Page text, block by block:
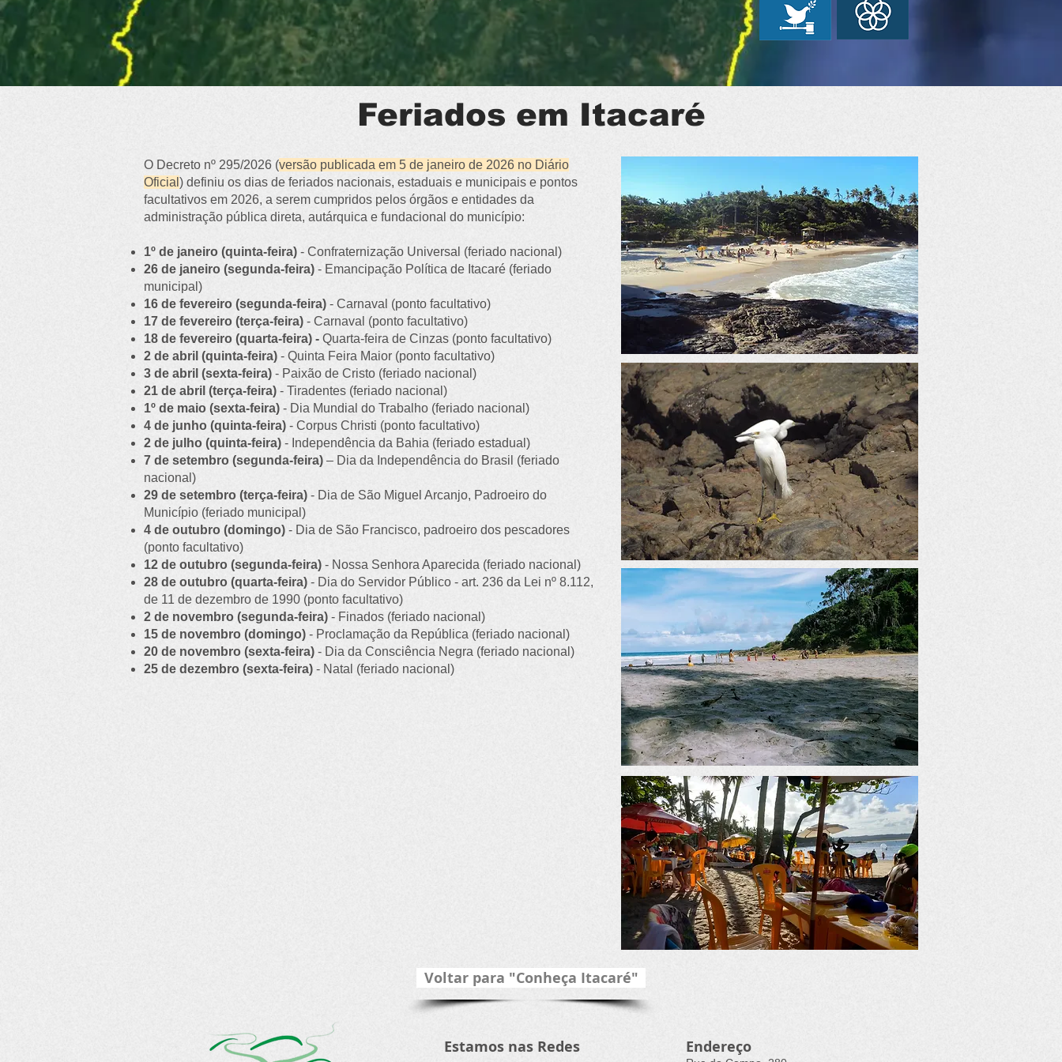
Feriados em Itacaré
O Decreto nº 295/2026 (versão publicada em 5 de janeiro de 2026 no Diário
Oficial ) definiu os dias de feriados nacionais, estaduais e municipais e pontos
facultativos em 2026, a serem cumpridos pelos órgãos e entidades da
administração pública direta, autárquica e fundacional do município:
1º de janeiro (quinta-feira) - Confraternização Universal (feriado nacional)
26 de janeiro (segunda-feira) - Emancipação Política de Itacaré (feriado
municipal)
16 de fevereiro (segunda-feira) - Carnaval (ponto facultativo)
17 de fevereiro (terça-feira) - Carnaval (ponto facultativo)
18 de fevereiro (quarta-feira) - Quarta-feira de Cinzas (ponto facultativo)
2 de abril (quinta-feira) - Quinta Feira Maior (ponto facultativo)
3 de abril (sexta-feira) - Paixão de Cristo (feriado nacional)
21 de abril (terça-feira) - Tiradentes (feriado nacional)
1º de maio (sexta-feira) - Dia Mundial do Trabalho (feriado nacional)
4 de junho (quinta-feira) - Corpus Christi (ponto facultativo)
2 de julho (quinta-feira) - Independência da Bahia (feriado estadual)
7 de setembro (segunda-feira) – Dia da Independência do Brasil (feriado
nacional)
29 de setembro (terça-feira) - Dia de São Miguel Arcanjo, Padroeiro do
Município (feriado municipal)
4 de outubro (domingo) - Dia de São Francisco, padroeiro dos pescadores
(ponto facultativo)
12 de outubro (segunda-feira) - Nossa Senhora Aparecida (feriado nacional)
28 de outubro (quarta-feira) - Dia do Servidor Público - art. 236 da Lei nº 8.112,
de 11 de dezembro de 1990 (ponto facultativo)
2 de novembro (segunda-feira) - Finados (feriado nacional)
15 de novembro (domingo) - Proclamação da República (feriado nacional)
20 de novembro (sexta-feira) - Dia da Consciência Negra (feriado nacional)
25 de dezembro (sexta-feira) - Natal (feriado nacional)
Voltar para "Conheça Itacaré"
Estamos nas Redes Endereço